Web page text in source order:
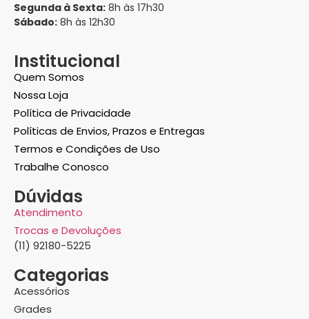
Segunda à Sexta: 8h às 17h30
Sábado: 8h às 12h30
Institucional
Quem Somos
Nossa Loja
Política de Privacidade
Políticas de Envios, Prazos e Entregas
Termos e Condições de Uso
Trabalhe Conosco
Dúvidas
Atendimento
Trocas e Devoluções
(11) 92180-5225
Categorias
Acessórios
Grades